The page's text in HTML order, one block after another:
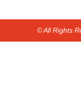
© All Rights